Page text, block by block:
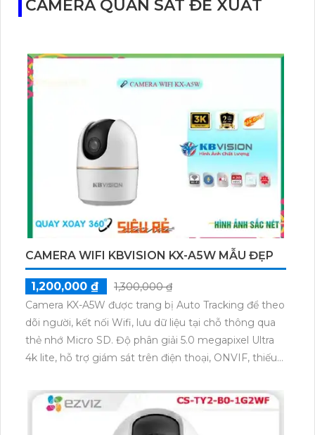
CAMERA QUAN SÁT ĐỀ XUẤT
CAMERA WIFI KBVISION KX-A5W MẪU ĐẸP
1,200,000 ₫
1,300,000 ₫
Camera KX-A5W được trang bị Auto Tracking để theo
dõi người, kết nối Wifi, lưu dữ liệu tại chỗ thông qua
thẻ nhớ Micro SD. Độ phân giải 5.0 megapixel Ultra
4k lite, hỗ trợ giám sát trên điện thoại, ONVIF, thiếu
độ, truyền hình chất lượng trên IP Wifi. Có chức
năng thu âm và loa, tiết kiệm điện với nguồn DC 5V.